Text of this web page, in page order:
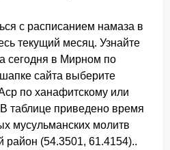
с расписанием намаза в
текущий месяц. Узнайте
сегодня в Мирном по
сайта выберите
по ханафитскому или
таблице приведено время
мусульманских молитв
район (54.3501, 61.4154)..